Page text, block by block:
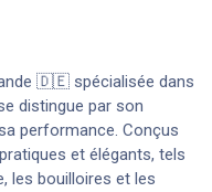
🇩🇪 spécialisée dans
distingue par son
performance. Conçus
et élégants, tels
les bouilloires et les